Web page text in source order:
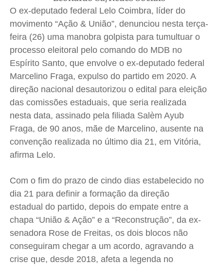
Quem Somos
Expediente
Contato
Anuncie
Termos de Uso
Privacidade
Quem Somos
Expediente
Contato
Anuncie
Termos de Uso
Privacidade
Quem Somos
Expediente
Contato
Anuncie
Termos de Uso
Privacidade
Quem Somos
Expediente
Contato
Anuncie
Termos de Uso
Privacidade
O ex-deputado federal Lelo Coimbra, líder do
movimento “Ação & União”, denunciou nesta terça-
feira (26) uma manobra golpista para tumultuar o
processo eleitoral pelo comando do MDB no
Espírito Santo, que envolve o ex-deputado federal
Marcelino Fraga, expulso do partido em 2020. A
direção nacional desautorizou o edital para eleição
das comissões estaduais, que seria realizada
nesta data, assinado pela filiada Salèm Ayub
Fraga, de 90 anos, mãe de Marcelino, ausente na
convenção realizada no último dia 21, em Vitória,
afirma Lelo.
Com o fim do prazo de cindo dias estabelecido no
dia 21 para definir a formação da direção
estadual do partido, depois do empate entre a
chapa “União & Ação” e a “Reconstrução”, da ex-
senadora Rose de Freitas, os dois blocos não
conseguiram chegar a um acordo, agravando a
crise que, desde 2018, afeta a legenda no